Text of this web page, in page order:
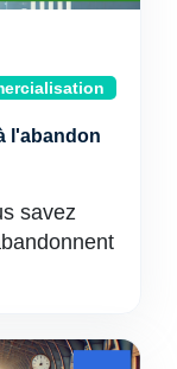
l'abandon
savez